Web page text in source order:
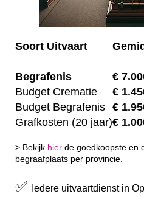
Soort Uitvaart
Begrafenis € 7.00
Budget Crematie
€
Budget Begrafenis €
Grafkosten (20 jaar)€
> Bekijk hier de goedkoopste en
begraafplaats per provincie.
✅
Iedere uitvaartdienst in